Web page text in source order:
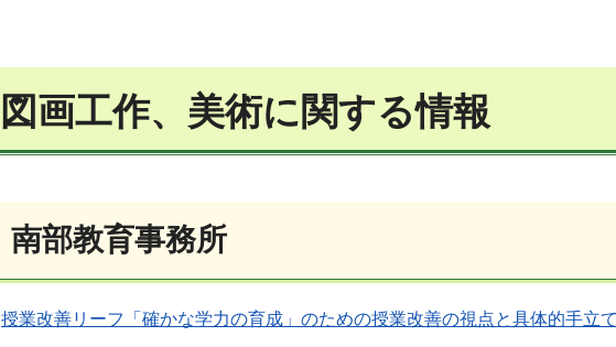
図画工作、美術に関する情報
南部教育事務所
授業改善リーフ「確かな学力の育成」のための授業改善の視点と具体的手立